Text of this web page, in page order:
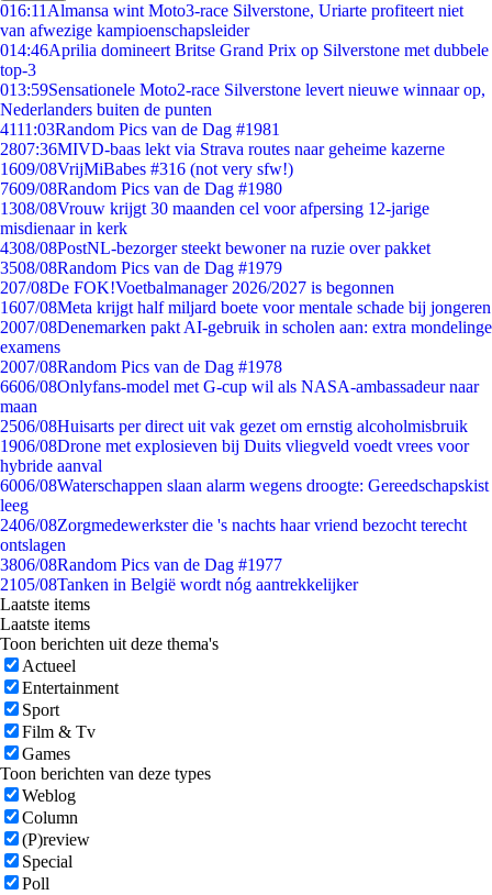
016:11 Almansa wint Moto3-race Silverstone, Uriarte profiteert niet
van afwezige kampioenschapsleider
014:46Aprilia domineert Britse Grand Prix op Silverstone met dubbele
top-3
013:59Sensationele Moto2-race Silverstone levert nieuwe winnaar op,
Nederlanders buiten de punten
4111:03Random Pics van de Dag #1981
2807:36MIVD-baas lekt via Strava routes naar geheime kazerne
1609/08VrijMiBabes #316 (not very sfw!)
7609/08Random Pics van de Dag #1980
1308/08Vrouw krijgt 30 maanden cel voor afpersing 12-jarige
misdienaar in kerk
4308/08PostNL-bezorger steekt bewoner na ruzie over pakket
3508/08Random Pics van de Dag #1979
207/08De FOK!Voetbalmanager 2026/2027 is begonnen
1607/08Meta krijgt half miljard boete voor mentale schade bij jongeren
2007/08Denemarken pakt AI-gebruik in scholen aan: extra mondelinge
examens
2007/08Random Pics van de Dag #1978
6606/08Onlyfans-model met G-cup wil als NASA-ambassadeur naar
maan
2506/08Huisarts per direct uit vak gezet om ernstig alcoholmisbruik
1906/08Drone met explosieven bij Duits vliegveld voedt vrees voor
hybride aanval
6006/08Waterschappen slaan alarm wegens droogte: Gereedschapskist
leeg
2406/08Zorgmedewerkster die 's nachts haar vriend bezocht terecht
ontslagen
3806/08Random Pics van de Dag #1977
2105/08Tanken in België wordt nóg aantrekkelijker
Laatste items
Laatste items
Toon berichten uit deze thema's
Actueel
Entertainment
Sport
Film & Tv
Games
Toon berichten van deze types
Weblog
Column
(P)review
Special
Poll